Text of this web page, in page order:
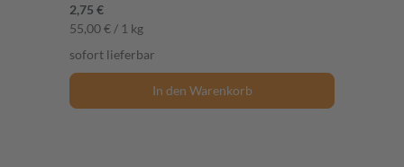
2,75 €
55,00 € / 1 kg
sofort lieferbar
In den Warenkorb